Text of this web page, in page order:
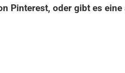
Pinterest, oder gibt es